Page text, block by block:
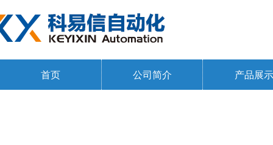
首页 公司简介 产品展示